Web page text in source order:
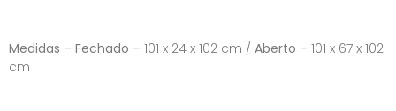
Medidas – Fechado – 101 x 24 x 102 cm / Aberto – 101 x 67 x 102
cm